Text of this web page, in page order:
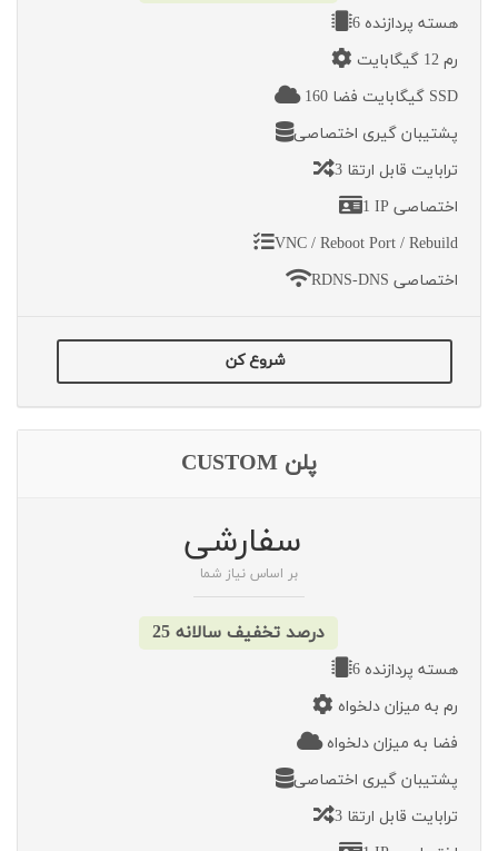
6 هسته پردازنده
رم 12 گیگابایت
160 گیگابایت فضا SSD
پشتیبان گیری اختصاصی
3 ترابایت قابل ارتقا
1 IP اختصاصی
VNC / Reboot Port / Rebuild
RDNS-DNS اختصاصی
شروع کن
پلن CUSTOM
بر اساس نیاز شما
25 درصد تخفیف سالانه
6 هسته پردازنده
رم به میزان دلخواه
فضا به میزان دلخواه
پشتیبان گیری اختصاصی
3 ترابایت قابل ارتقا